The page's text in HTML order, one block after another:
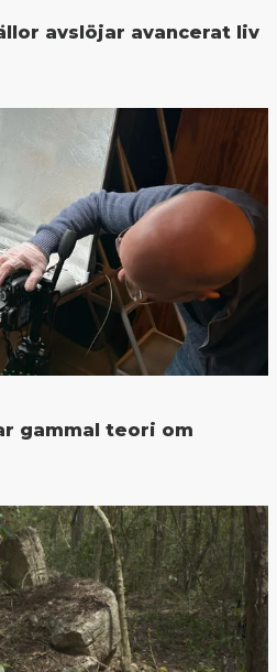
avslöjar avancerat liv
gammal teori om